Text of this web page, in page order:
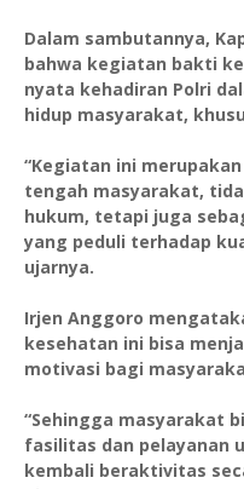
Dalam sambutannya,
bahwa kegiatan bakti
nyata kehadiran Polri
hidup masyarakat,
“Kegiatan ini
tengah masyarakat,
hukum, tetapi juga
yang peduli terhadap
ujarnya.
Irjen Anggoro
kesehatan ini bisa
motivasi bagi
“Sehingga masyarakat
fasilitas dan pelayanan
kembali beraktivitas